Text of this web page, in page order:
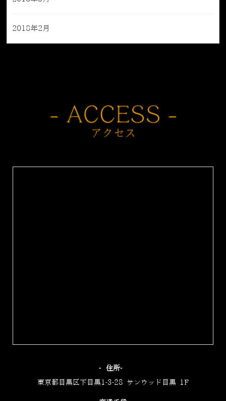
2018年2月
‐住所‐
東京都目黒区下目黒1-3-28 サンウッド目黒 1F